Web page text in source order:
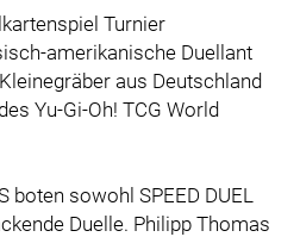
Turnier
amerikanische Duellant
aus Deutschland
Yu-Gi-Oh! TCG World
boten sowohl SPEED DUEL
Duelle. Philipp Thomas